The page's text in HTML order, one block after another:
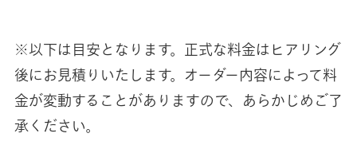
※以下は目安となります。正式な料金はヒアリング
後にお見積りいたします。オーダー内容によって料
金が変動することがありますので、あらかじめご了
承ください。